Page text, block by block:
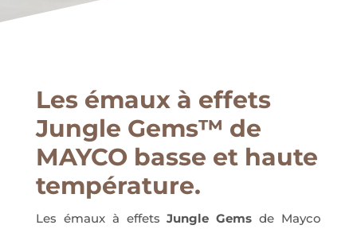
Les émaux à effets
Jungle Gems™ de
MAYCO basse et haute
température.
Les émaux à effetsJungle Gems de Mayco